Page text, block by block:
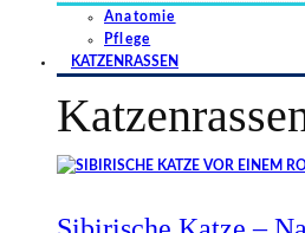
Anatomie
Pflege
KATZENRASSEN